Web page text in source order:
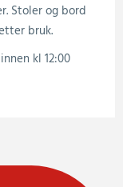
Stoler og bord
bruk.
kl 12:00